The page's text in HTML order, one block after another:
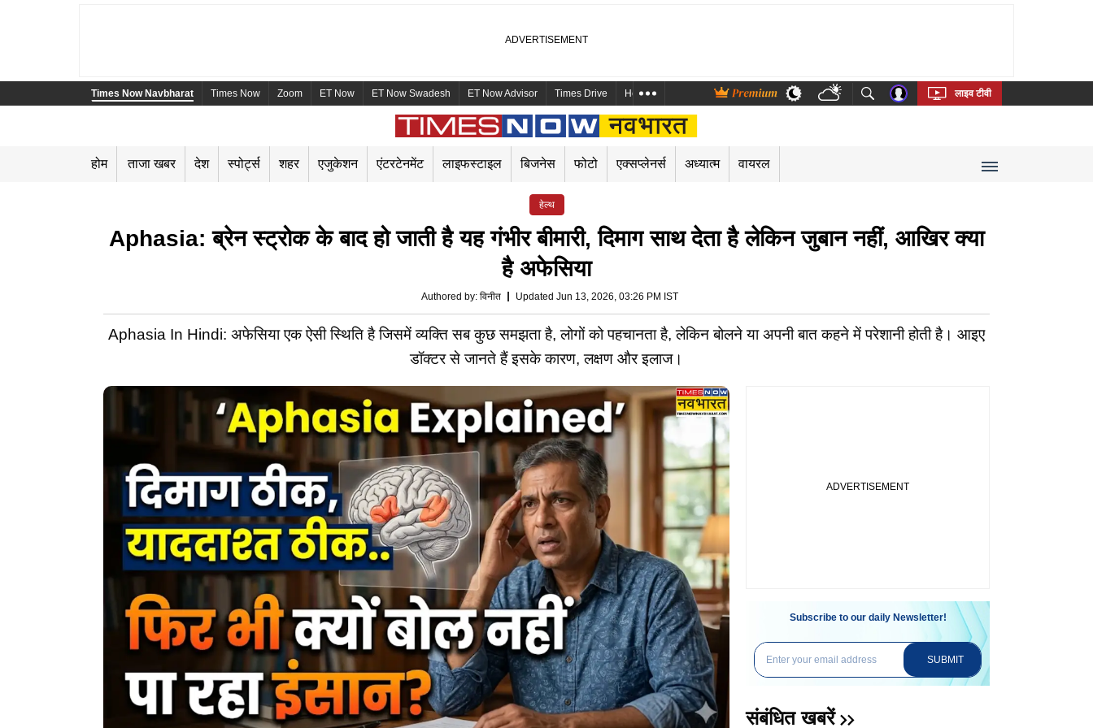
Times Now Navbharat Times Now Zoom ET Now ET Now Swadesh ET Now Advisor Times Drive Health and Me Marathi Bengali Telugu Tamil Kannada Malayalam
लाइव टीवी
होम ताजा खबर देश स्पोर्ट्स शहर एजुकेशन एंटरटेनमेंट लाइफस्टाइल बिजनेस फोटो एक्सप्लेनर्स अध्यात्म वायरल
हेल्थ
Aphasia: ब्रेन स्ट्रोक के बाद हो जाती है यह गंभीर बीमारी, दिमाग साथ देता है लेकिन जुबान नहीं, आखिर क्या
है अफेसिया
Authored by: विनीत Updated Jun 13, 2026, 03:26 PM IST
Aphasia In Hindi: अफेसिया एक ऐसी स्थिति है जिसमें व्यक्ति सब कुछ समझता है, लोगों को पहचानता है, लेकिन बोलने या अपनी बात कहने में परेशानी होती है। आइए
डॉक्टर से जानते हैं इसके कारण, लक्षण और इलाज।
Subscribe to our daily Newsletter!
SUBMIT
संबंधित खबरें